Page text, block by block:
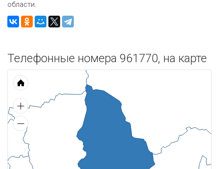
области.
Телефонные номера 961770, на карте